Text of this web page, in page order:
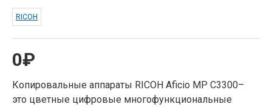
0₽
RICOH
Копировальные аппараты RICOH Aficio MP C3300–
это цветные цифровые многофункциональные